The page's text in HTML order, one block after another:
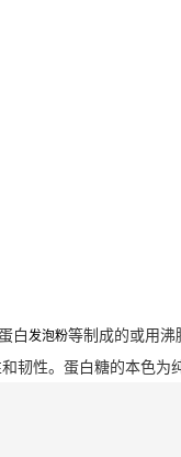
白发泡粉等制成的或用沸
韧性。蛋白糖的本色为